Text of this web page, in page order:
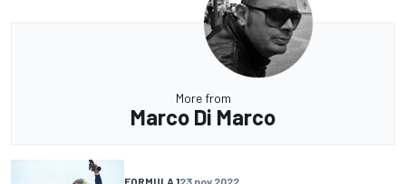
More from
Marco Di Marco
FORMULA 123 nov 2022